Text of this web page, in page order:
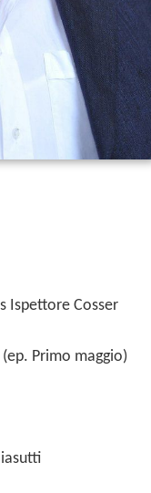
Ispettore Cosser
Primo maggio)